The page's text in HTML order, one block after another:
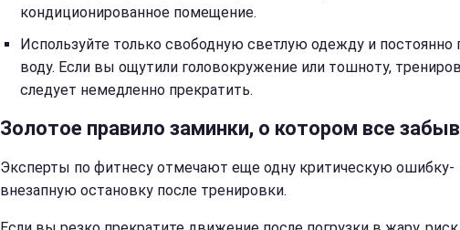
кондиционированное помещение.
Используйте только свободную светлую одежду и постоянно
воду. Если вы ощутили головокружение или тошноту,
следует немедленно прекратить.
Золотое правило заминки, о котором все
Эксперты по фитнесу отмечают еще одну критическую ошибку-
внезапную остановку после тренировки.